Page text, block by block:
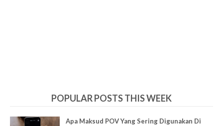
POPULAR POSTS THIS WEEK
Apa Maksud POV Yang Sering Digunakan Di